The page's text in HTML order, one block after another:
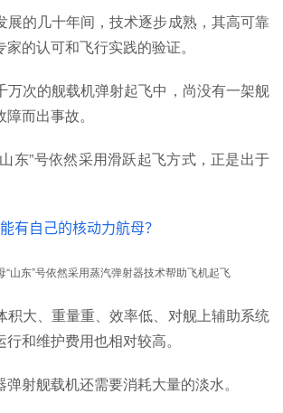
展的几十年间，技术逐步成熟，其高可靠
的认可和飞行实践的验证。
万次的舰载机弹射起飞中，尚没有一架舰
而出事故。
东”号依然采用滑跃起飞方式，正是出于
“山东”号依然采用蒸汽弹射器技术帮助飞机起飞
积大、重量重、效率低、对舰上辅助系统
和维护费用也相对较高。
射舰载机还需要消耗大量的淡水。